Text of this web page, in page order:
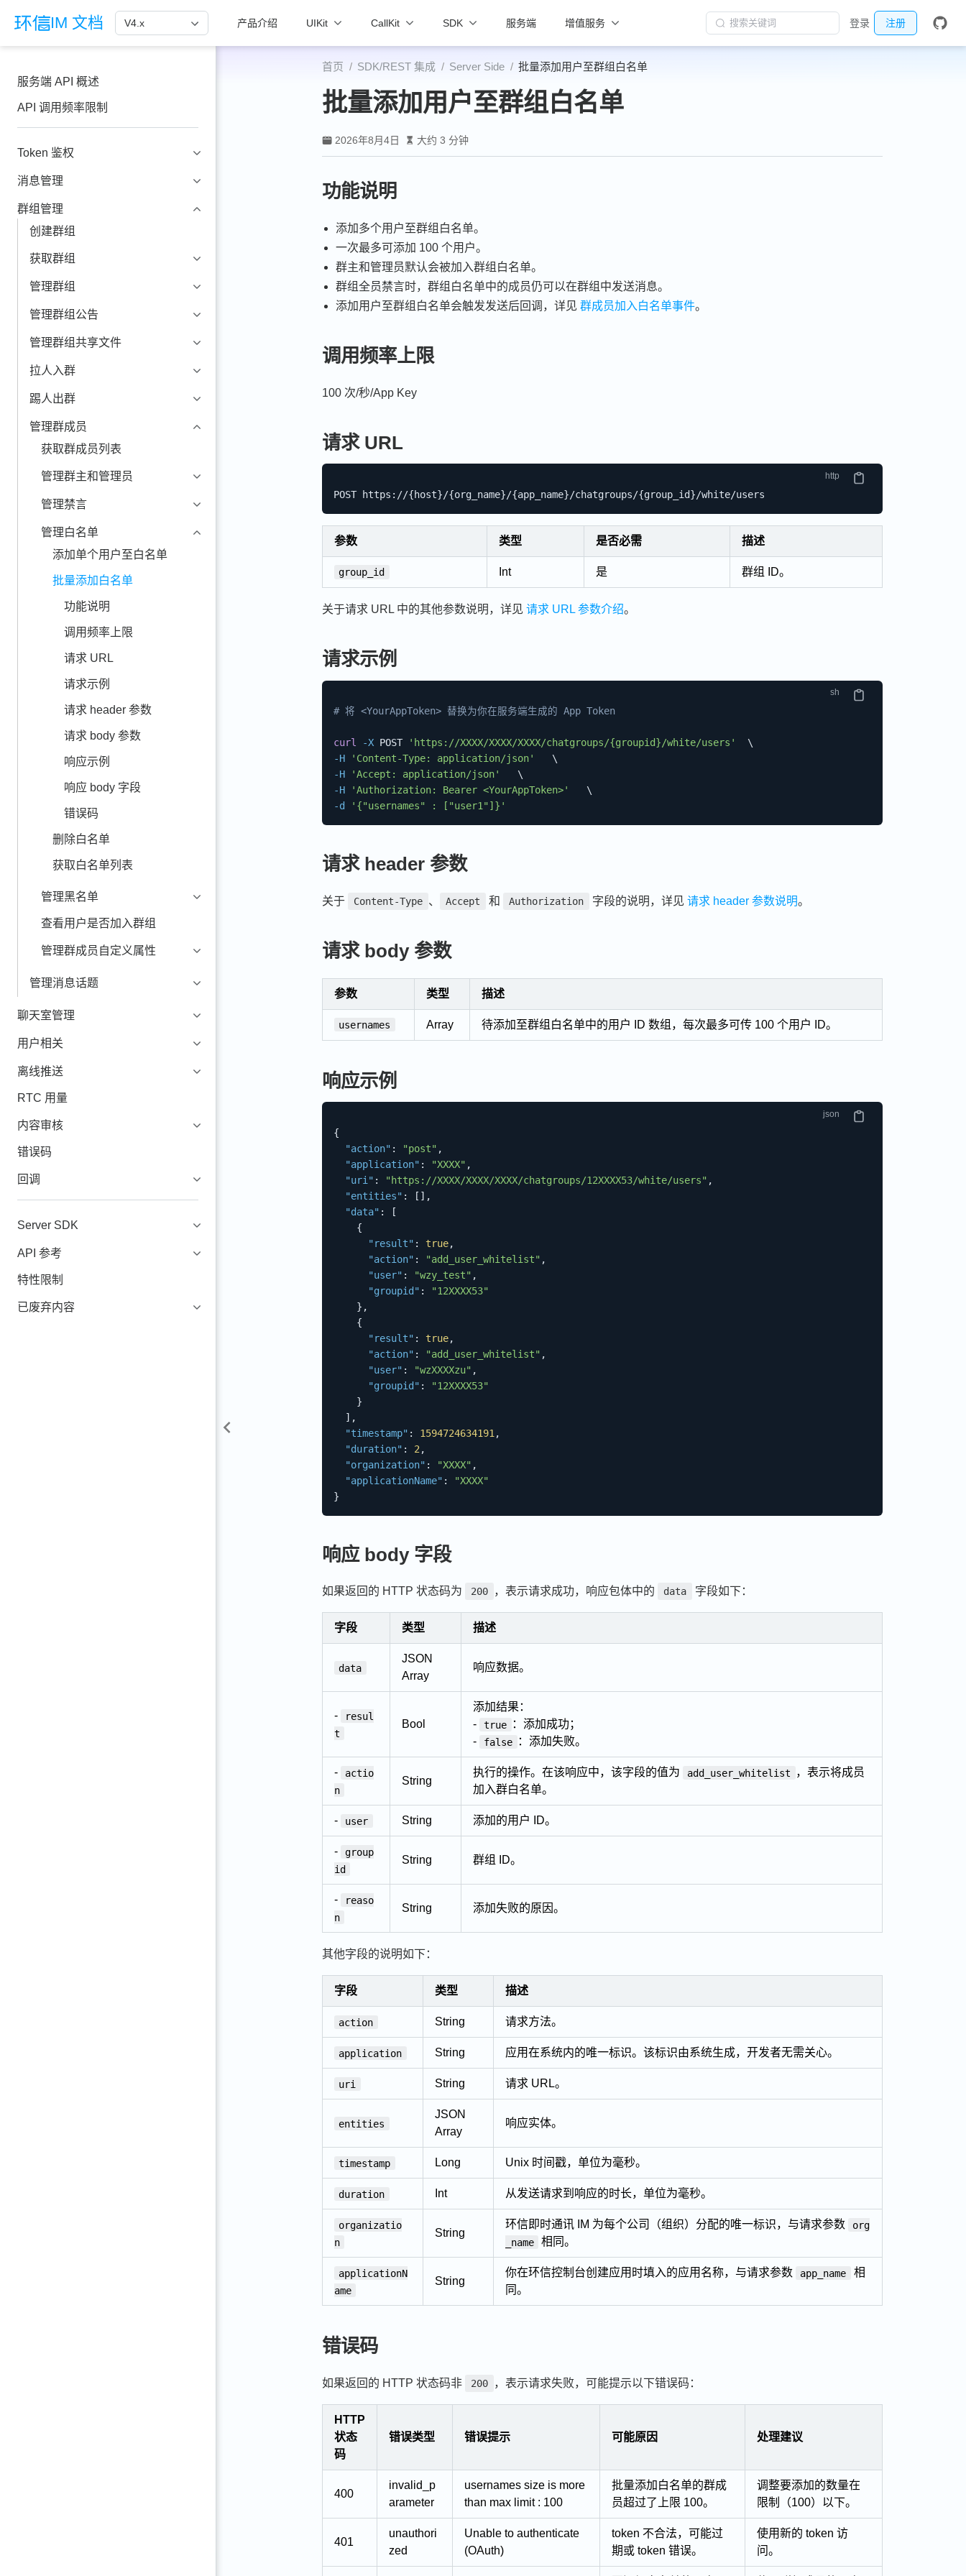
IM 文档 V4.x 产品介绍 UIKit CallKit SDK 服务端 增值服务 搜索关键词 登录 注册
服务端 API 概述
API 调用频率限制
Token 鉴权
消息管理
群组管理
创建群组
获取群组
管理群组
管理群组公告
管理群组共享文件
拉人入群
踢人出群
管理群成员
获取群成员列表
管理群主和管理员
管理禁言
管理白名单
添加单个用户至白名单
批量添加白名单
功能说明
调用频率上限
请求 URL
请求示例
请求 header 参数
请求 body 参数
响应示例
响应 body 字段
错误码
删除白名单
获取白名单列表
管理黑名单
查看用户是否加入群组
管理群成员自定义属性
管理消息话题
聊天室管理
用户相关
离线推送
RTC 用量
内容审核
错误码
回调
Server SDK
API 参考
特性限制
已废弃内容
首页 SDK/REST 集成 Server Side 批量添加用户至群组白名单
批量添加用户至群组白名单
2026年8月4日 大约 3 分钟
功能说明
添加多个用户至群组白名单。
一次最多可添加 100 个用户。
群主和管理员默认会被加入群组白名单。
群组全员禁言时，群组白名单中的成员仍可以在群组中发送消息。
添加用户至群组白名单会触发发送后回调，详见群成员加入白名单事件。
调用频率上限
100 次/秒/App Key
请求 URL
参数 类型 是否必需 描述
group_id Int 是 群组 ID。
关于请求 URL 中的其他参数说明，详见 请求 URL 参数介绍。
请求示例
# 将 <YourAppToken> 替换为你在服务端生成的 App Token
curl -X POST 'https://XXXX/XXXX/XXXX/chatgroups/{groupid}/white/users'
\
-H
'Content-Type: application/json'
\
-H
'Accept: application/json'
\
-H
'Authorization: Bearer <YourAppToken>'
\
-d
'{"usernames" : ["user1"]}'
请求 header 参数
关于 Content-Type 、 Accept 和 Authorization 字段的说明，详见 请求 header 参数说明。
请求 body 参数
参数 类型 描述
usernames Array 待添加至群组白名单中的用户 ID 数组，每次最多可传 100 个用户 ID。
响应示例
{
"action" : "post" ,
"application" : "XXXX" ,
"uri" : "https://XXXX/XXXX/XXXX/chatgroups/12XXXX53/white/users" ,
"entities" : [ ] ,
"data" :
[
{
"result" : true,
"action" : "add_user_whitelist" ,
"user" : "wzy_test" ,
"groupid" :
"12XXXX53"
} ,
{
"result" : true,
"action" : "add_user_whitelist" ,
"user" : "wzXXXXzu" ,
"groupid" :
"12XXXX53"
}
] ,
"timestamp" : 1594724634191 ,
"duration" : 2 ,
"organization" : "XXXX" ,
"applicationName" :
"XXXX"
}
响应 body 字段
如果返回的 HTTP 状态码为 200 ，表示请求成功，响应包体中的 data 字段如下：
字段 类型 描述
data
JSON
Array
响应数据。
-
resul
t
Bool
添加结果：
-
true
：添加成功；
-
false ：添加失败。
-
actio
n
String
执行的操作。在该响应中，该字段的值为 add_user_whitelist
，表示将成员
加入群白名单。
- user String 添加的用户 ID。
-
group
id
String 群组 ID。
-
reaso
n
String 添加失败的原因。
其他字段的说明如下：
字段 类型 描述
action String 请求方法。
application String 应用在系统内的唯一标识。该标识由系统生成，开发者无需关心。
uri String 请求 URL。
entities
JSON
Array
响应实体。
timestamp Long Unix 时间戳，单位为毫秒。
duration Int 从发送请求到响应的时长，单位为毫秒。
organizatio
n
String
环信即时通讯 IM 为每个公司（组织）分配的唯一标识，与请求参数
org
_name
相同。
applicationN
ame
String
你在环信控制台创建应用时填入的应用名称，与请求参数 app_name
相
同。
错误码
如果返回的 HTTP 状态码非 200 ，表示请求失败，可能提示以下错误码：
HTTP
状态
码
错误类型 错误提示 可能原因 处理建议
400
invalid_p
arameter
usernames size is more
than max limit : 100
批量添加白名单的群成
员超过了上限 100。
调整要添加的数量在
限制（100）以下。
401
unauthori
zed
Unable to authenticate
(OAuth)
token 不合法，可能过
期或 token 错误。
使用新的 token 访
问。